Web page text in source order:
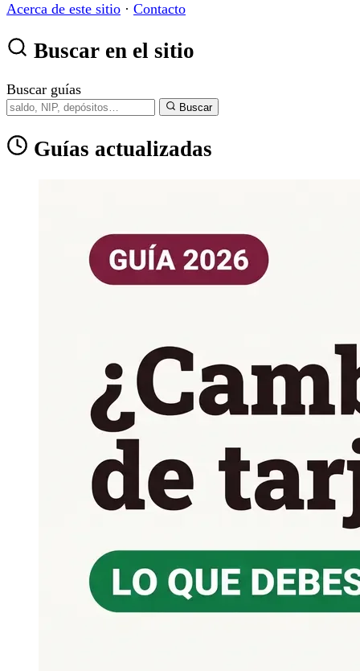
Acerca de este sitio · Contacto
Buscar en el sitio
Buscar guías
Buscar
Guías actualizadas